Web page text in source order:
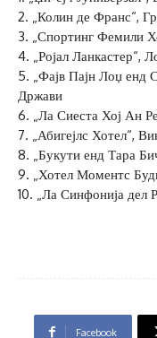
2. „Колин де Франс“,
3. „Спортинг Фемили
4. „Ројал Ланкастер“,
5. „Фајв Пајн Лоџ енд
Држави
6. „Ла Сиеста Хој Ан
7. „Абигејлс Хотел“,
8. „Букути енд Тара
9. „Хотел Моментс
10. „Ла Синфонија дел
Facebook